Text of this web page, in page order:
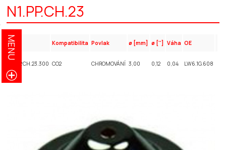
N1.PP.CH.23
Kód Kompatibilita Povlak ø [mm] ø [''] Váha OE
N1.PP.CH.23.300 CO2 CHROMOVÁNÍ 3,00 0,12 0,04 LW6.1G.608
MENU